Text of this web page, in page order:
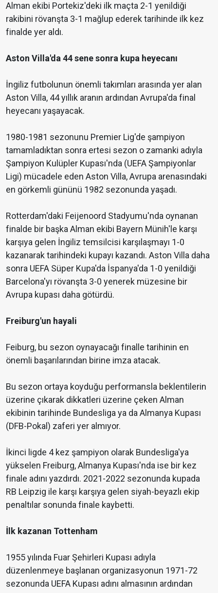
Alman ekibi Portekiz'deki ilk maçta 2-1 yenildiği
rakibini rövanşta 3-1 mağlup ederek tarihinde ilk kez
finalde yer aldı.
Aston Villa'da 44 sene sonra kupa heyecanı
İngiliz futbolunun önemli takımları arasında yer alan
Aston Villa, 44 yıllık aranın ardından Avrupa'da final
heyecanı yaşayacak.
1980-1981 sezonunu Premier Lig'de şampiyon
tamamladıktan sonra ertesi sezon o zamanki adıyla
Şampiyon Kulüpler Kupası'nda (UEFA Şampiyonlar
Ligi) mücadele eden Aston Villa, Avrupa arenasındaki
en görkemli gününü 1982 sezonunda yaşadı.
Rotterdam'daki Feijenoord Stadyumu'nda oynanan
finalde bir başka Alman ekibi Bayern Münih'le karşı
karşıya gelen İngiliz temsilcisi karşılaşmayı 1-0
kazanarak tarihindeki kupayı kazandı. Aston Villa daha
sonra UEFA Süper Kupa'da İspanya'da 1-0 yenildiği
Barcelona'yı rövanşta 3-0 yenerek müzesine bir
Avrupa kupası daha götürdü.
Freiburg'un hayali
Feiburg, bu sezon oynayacağı finalle tarihinin en
önemli başarılarından birine imza atacak.
Bu sezon ortaya koyduğu performansla beklentilerin
üzerine çıkarak dikkatleri üzerine çeken Alman
ekibinin tarihinde Bundesliga ya da Almanya Kupası
(DFB-Pokal) zaferi yer almıyor.
İkinci ligde 4 kez şampiyon olarak Bundesliga'ya
yükselen Freiburg, Almanya Kupası'nda ise bir kez
finale adını yazdırdı. 2021-2022 sezonunda kupada
RB Leipzig ile karşı karşıya gelen siyah-beyazlı ekip
penaltılar sonunda finale kaybetti.
İlk kazanan Tottenham
1955 yılında Fuar Şehirleri Kupası adıyla
düzenlenmeye başlanan organizasyonun 1971-72
sezonunda UEFA Kupası adını almasının ardından